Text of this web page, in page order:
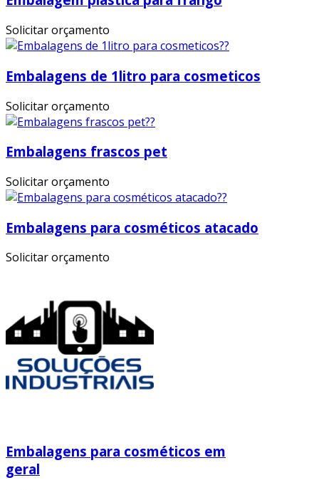
Solicitar orçamento
Embalagens de 1litro para cosmeticos
Solicitar orçamento
Embalagens frascos pet
Solicitar orçamento
Embalagens para cosméticos atacado
Solicitar orçamento
Embalagens para cosméticos em
geral